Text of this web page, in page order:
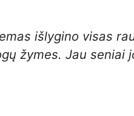
išlygino visas
žymes. Jau seniai